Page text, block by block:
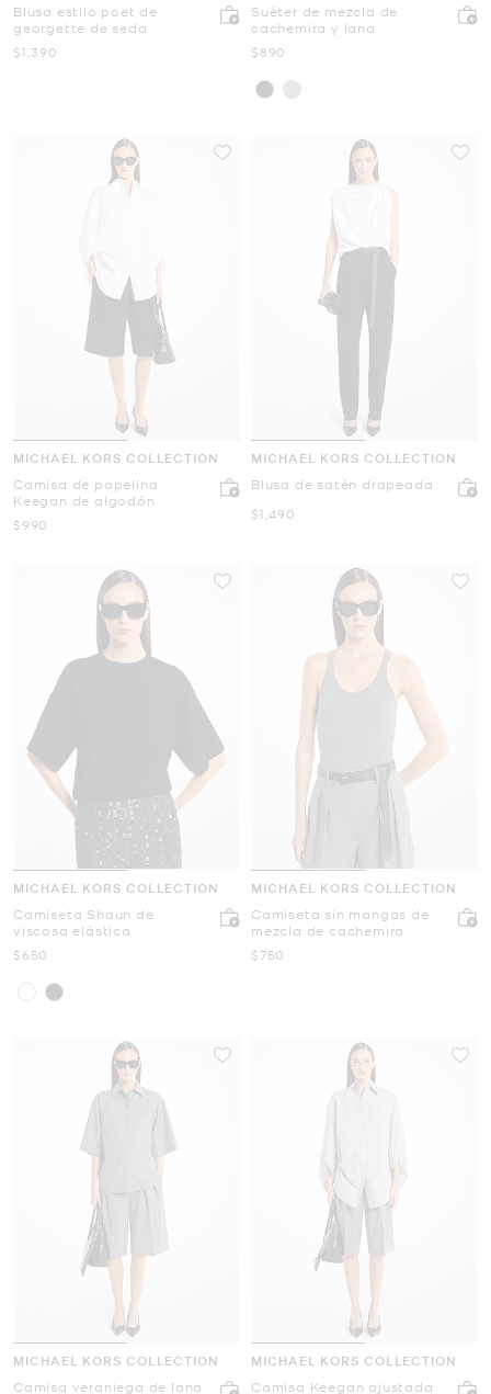
Blusa estilo poet de
georgette de seda
Ahora
$1,390
Suéter de mezcla de
cachemira y lana
Ahora
$890
MICHAEL KORS COLLECTION
Camisa de popelina
Keegan de algodón
Ahora
$990
MICHAEL KORS COLLECTION
Blusa de satén drapeada
Ahora
$1,490
MICHAEL KORS COLLECTION
Camiseta Shaun de
viscosa elástica
Ahora
$650
MICHAEL KORS COLLECTION
Camiseta sin mangas de
mezcla de cachemira
Ahora
$750
MICHAEL KORS COLLECTION
Camisa veraniega de lana
MICHAEL KORS COLLECTION
Camisa Keegan ajustada